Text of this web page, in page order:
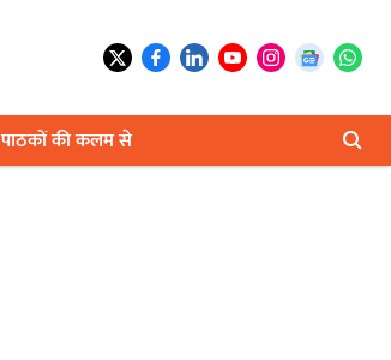
पाठकों की कलम से